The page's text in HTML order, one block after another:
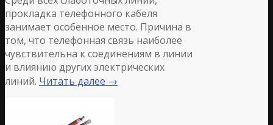
прокладка телефонного кабеля
занимает особенное место. Причина в
том, что телефонная связь наиболее
чувствительна к соединениям в линии
и влиянию других электрических
линий. Читать далее →